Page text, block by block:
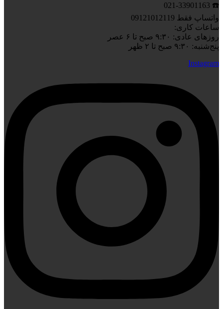
☎️ 021-33901163
واتساپ فقط 09121012119
ساعات کاری:
روزهای عادی: ۹:۳۰ صبح تا ۶ عصر
پنج‌شنبه: ۹:۳۰ صبح تا ۲ ظهر
Instagram